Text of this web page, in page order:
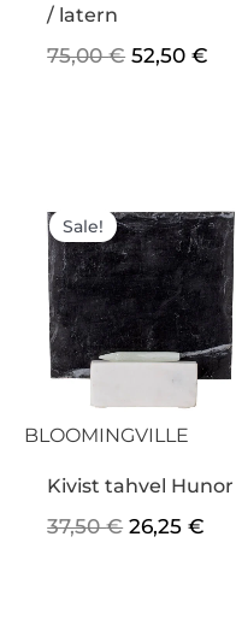
/ latern
75,00€ 52,50€
BLOOMINGVILLE
Sale!
Kivist tahvel Hunor
37,50€
hind
oli:
37,50 €.
26,25€
on: